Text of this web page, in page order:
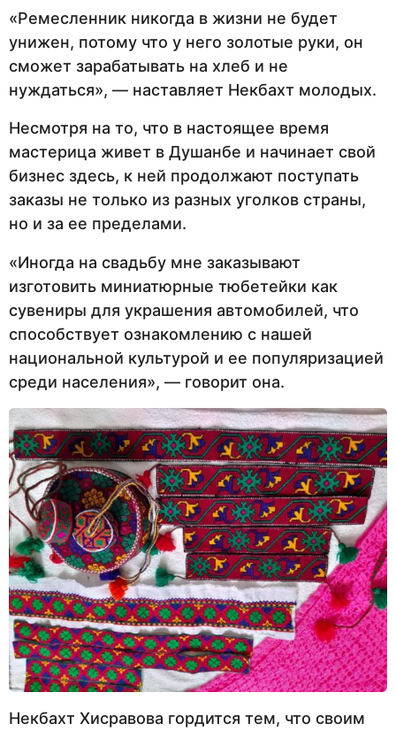
«Ремесленник никогда в жизни не будет
унижен, потому что у него золотые руки, он
сможет зарабатывать на хлеб и не
нуждаться», — наставляет Некбахт молодых.
Несмотря на то, что в настоящее время
мастерица живет в Душанбе и начинает свой
бизнес здесь, к ней продолжают поступать
заказы не только из разных уголков страны,
но и за ее пределами.
«Иногда на свадьбу мне заказывают
изготовить миниатюрные тюбетейки как
сувениры для украшения автомобилей, что
способствует ознакомлению с нашей
национальной культурой и ее популяризацией
среди населения», — говорит она.
Некбахт Хисравова гордится тем, что своим